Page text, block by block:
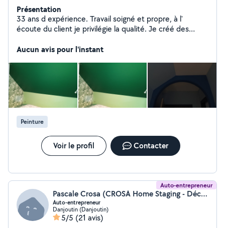
Présentation
33 ans d expérience. Travail soigné et propre, à l'
écoute du client je privilégie la qualité. Je créé des
en plâtre. J' effectue aussi des travaux standards ( pose
finition, ratissage et peinture)
Aucun avis pour l'instant
Peinture
Voir le profil Contacter
Auto-entrepreneur
Pascale Crosa (CROSA Home Staging - Décoration)
Auto-entrepreneur
Danjoutin (Danjoutin)
5/5 (21 avis)